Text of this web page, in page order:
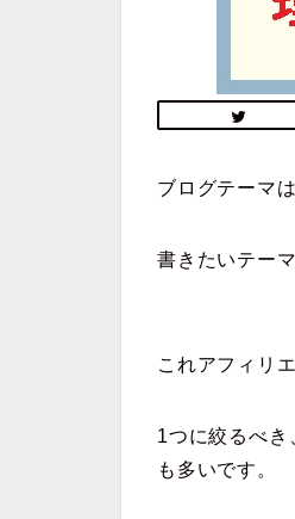
ブログテーマ
書きたいテー
これアフィリ
1つに絞るべ
も多いです。